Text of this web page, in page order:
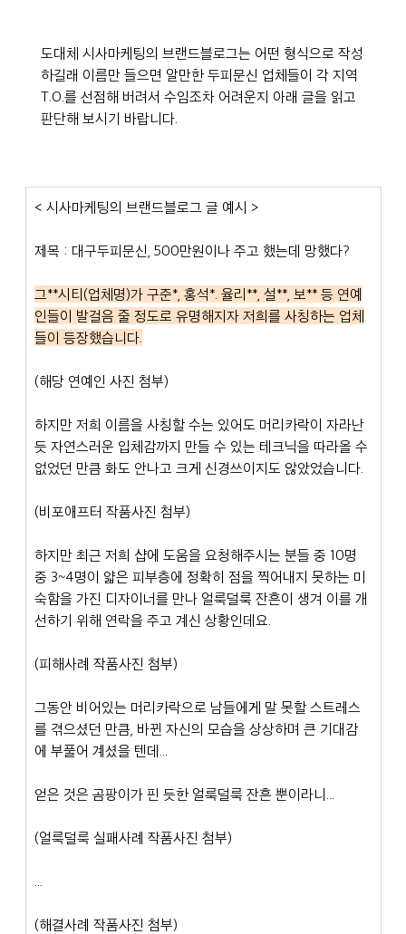
도대체 시사마케팅의 브랜드블로그는 어떤 형식으로 작성
하길래 이름만 들으면 알만한 두피문신 업체들이 각 지역
T.O.를 선점해 버려서 수임조차 어려운지 아래 글을 읽고
판단해 보시기 바랍니다.
< 시사마케팅의 브랜드블로그 글 예시 >
제목 : 대구두피문신, 500만원이나 주고 했는데 망했다?
그**시티(업체명)가 구준*, 홍석*. 율리**, 설**, 보** 등 연예
인들이 발걸음 줄 정도로 유명해지자 저희를 사칭하는 업체
들이 등장했습니다.
(해당 연예인 사진 첨부)
하지만 저희 이름을 사칭할 수는 있어도 머리카락이 자라난
듯 자연스러운 입체감까지 만들 수 있는 테크닉을 따라올 수
없었던 만큼 화도 안나고 크게 신경쓰이지도 않았었습니다.
(비포애프터 작품사진 첨부)
하지만 최근 저희 샵에 도움을 요청해주시는 분들 중 10명
중 3~4명이 얇은 피부층에 정확히 점을 찍어내지 못하는 미
숙함을 가진 디자이너를 만나 얼룩덜룩 잔흔이 생겨 이를 개
선하기 위해 연락을 주고 계신 상황인데요.
(피해사례 작품사진 첨부)
그동안 비어있는 머리카락으로 남들에게 말 못할 스트레스
를 겪으셨던 만큼, 바뀐 자신의 모습을 상상하며 큰 기대감
에 부풀어 계셨을 텐데...
얻은 것은 곰팡이가 핀 듯한 얼룩덜룩 잔흔 뿐이라니...
(얼룩덜룩 실패사례 작품사진 첨부)
(해결사례 작품사진 첨부)